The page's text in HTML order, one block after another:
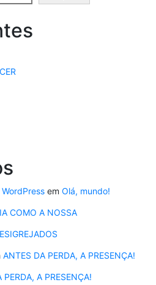
em Olá, mundo!
COMO A NOSSA
ANTES DA PERDA, A PRESENÇA!
PERDA, A PRESENÇA!